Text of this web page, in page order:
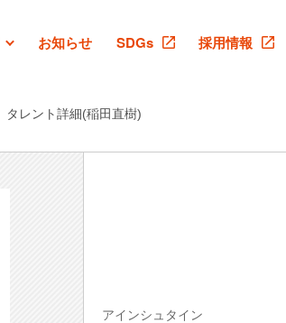
お知らせ SDGs 採用情報
タレント詳細(稲田直樹)
アインシュタイン